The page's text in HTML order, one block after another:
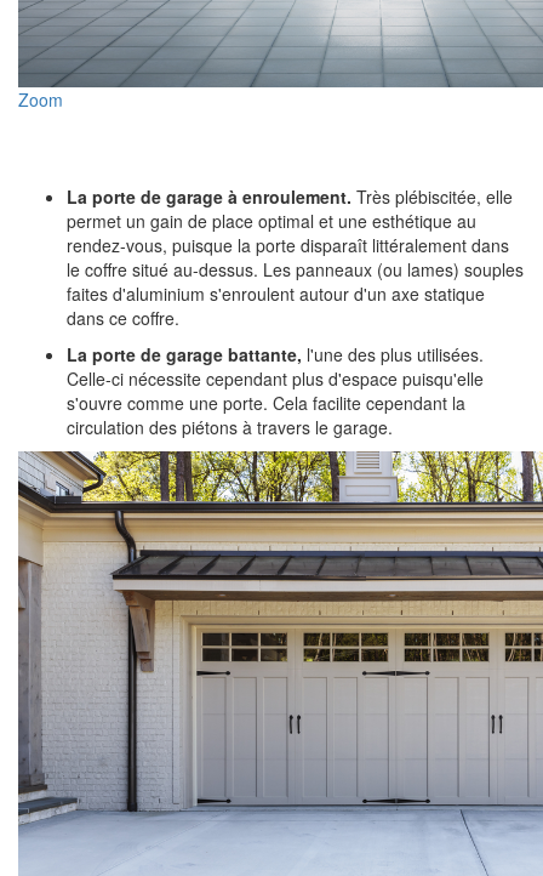
Zoom
La porte de garage à enroulement. Très plébiscitée, elle
permet un gain de place optimal et une esthétique au
rendez-vous, puisque la porte disparaît littéralement dans
le coffre situé au-dessus. Les panneaux (ou lames) souples
faites d'aluminium s'enroulent autour d'un axe statique
dans ce coffre.
La porte de garage battante, l'une des plus utilisées.
Celle-ci nécessite cependant plus d'espace puisqu'elle
s'ouvre comme une porte. Cela facilite cependant la
circulation des piétons à travers le garage.